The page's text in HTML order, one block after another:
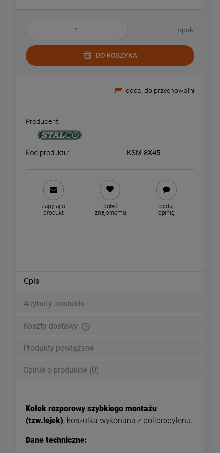
opak.
DO KOSZYKA
dodaj do przechowalni
Producent:
Kod produktu: KSM-8X45
zapytaj o
produkt
poleć
znajomemu
dodaj
opinię
Opis
Atrybuty produktu
Koszty dostawy
Produkty powiązane
Opinie o produkcie (0)
Kołek rozporowy szybkiego montażu
(tzw.lejek), koszulka wykonana z polipropylenu.
Dane techniczne: